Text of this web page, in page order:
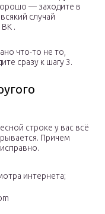
— заходите в
случай
.
что-то не то,
сразу к шагу 3.
строке у вас всё
Причем
интернета;